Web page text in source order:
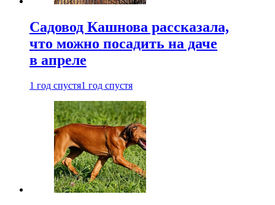
Садовод Кашнова рассказала,
что можно посадить на даче
в апреле
1 год спустя1 год спустя